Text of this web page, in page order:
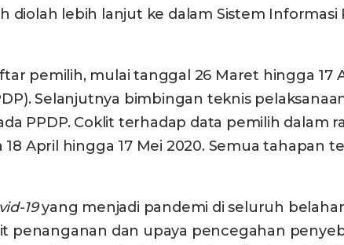
lebih lanjut ke dalam Sistem Informasi
pemilih, mulai tanggal 26 Maret hingga 17
Selanjutnya bimbingan teknis
PPDP. Coklit terhadap data pemilih
April hingga 17 Mei 2020. Semua tahapan
19yang menjadi pandemi di seluruh
dan upaya pencegahan